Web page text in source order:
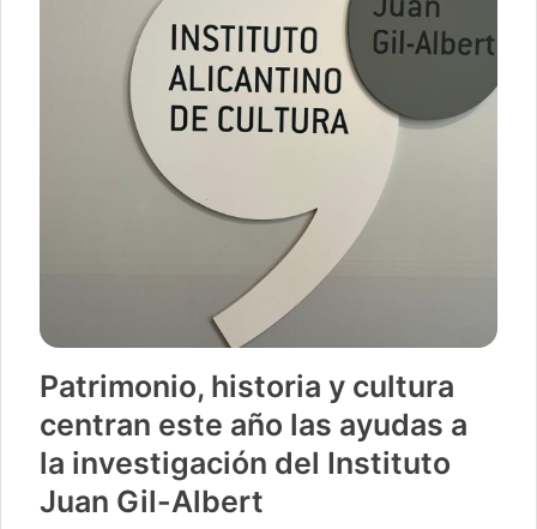
Patrimonio, historia y cultura
centran este año las ayudas a
la investigación del Instituto
Juan Gil-Albert